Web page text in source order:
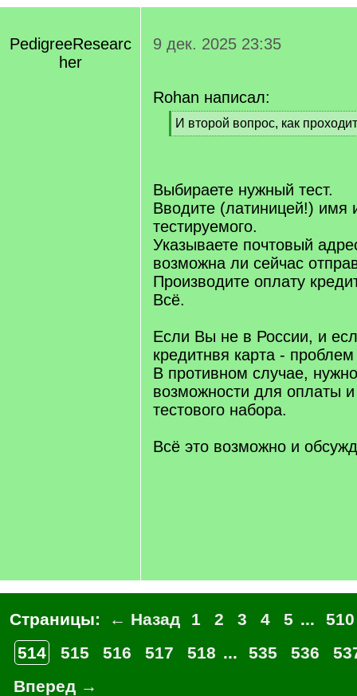
PedigreeResearc
her
9 дек. 2025 23:35
Rohan написал:
[
q
И второй вопрос, как
[
Выбираете нужный тест.
Вводите (латиницей!)
тестируемого.
Указываете почтовый
возможна ли сейчас
Производите оплату
Всё.
Если Вы не в России, и
кредитнвя карта - проблем
В противном случае,
возможности для оплаты
тестового набора.
Всё это возможно и
Страницы: ← Назад 1 2 3 4 5 ...
510
514
515 516 517 518 ... 535 536
Вперед →